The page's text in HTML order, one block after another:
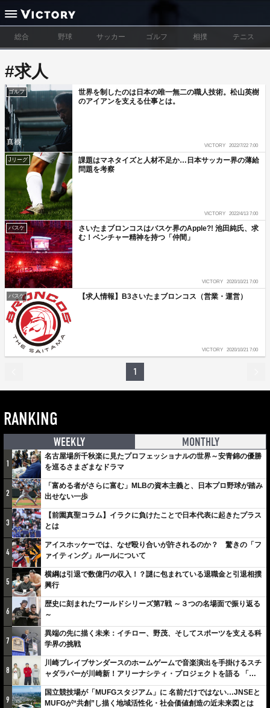
総合 野球 サッカー ゴルフ 相撲 テニス
#求人
ゴルフ
世界を制したのは日本の唯一無二の職人技術。松山英樹
のアイアンを支える仕事とは。
VICTORY 2022/7/22 7:00
Jリーグ
課題はマネタイズと人材不足か…日本サッカー界の薄給
問題を考察
VICTORY 2022/4/13 7:00
バスケ
さいたまブロンコスはバスケ界のApple?! 池田純氏、求
む！ベンチャー精神を持つ「仲間」
VICTORY 2020/10/21 7:00
バスケ 【求人情報】B3さいたまブロンコス（営業・運営）
VICTORY 2020/10/21 7:00
1
RANKING
WEEKLY MONTHLY
1
名古屋場所千秋楽に見たプロフェッショナルの世界～安青錦の優勝
を巡るさまざまなドラマ
2
「富める者がさらに富む」MLBの資本主義と、日本プロ野球が踏み
出せない一歩
3
【前園真聖コラム】イラクに負けたことで日本代表に起きたプラス
とは
4
アイスホッケーでは、なぜ殴り合いが許されるのか？ 驚きの「フ
ァイティング」ルールについて
5
横綱は引退で数億円の収入！？謎に包まれている退職金と引退相撲
興行
6
歴史に刻まれたワールドシリーズ第7戦 ～３つの名場面で振り返る
～
7
異端の先に描く未来：イチロー、野茂、そしてスポーツを支える科
学界の挑戦
8
川崎ブレイブサンダースのホームゲームで音楽演出を手掛けるスチ
ャダラパーが川崎新！アリーナシティ・プロジェクトを語る 「楽
しみでしかないでしょ。川崎は、ずっと成長曲線だから」
9
国立競技場が「MUFGスタジアム」に 名前だけではない…JNSEと
MUFGが“共創”し描く地域活性化・社会価値創造の近未来図とは